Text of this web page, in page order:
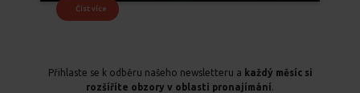
Číst více
Přihlaste se k odběru našeho newsletteru a každý měsíc si
rozšíříte obzory v oblasti pronajímání.